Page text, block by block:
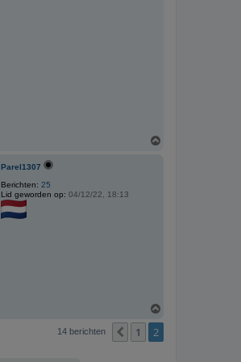
Parel1307
Berichten: 25
Lid geworden op: 04/12/22, 18:13
o
14 berichten Vorige
1 2